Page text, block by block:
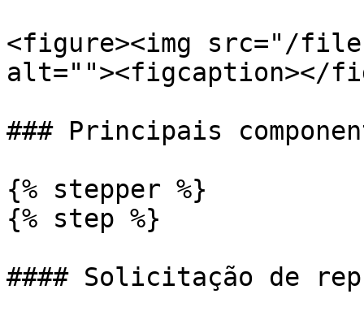
<figure><img src="/files/
alt=""><figcaption></
### Principais
{% stepper %}
{% step %}
#### Solicitação de